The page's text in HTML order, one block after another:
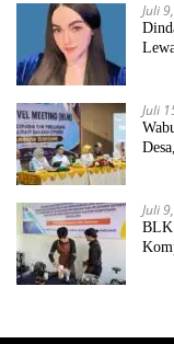
Juli
Juli
Juli
BLK